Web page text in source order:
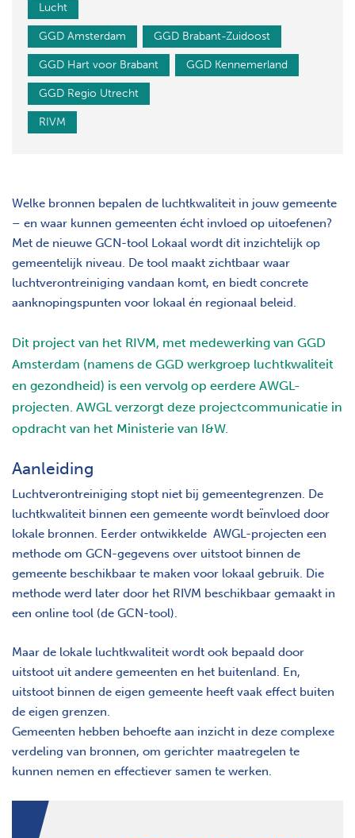
Lucht
GGD Amsterdam GGD Brabant-Zuidoost
GGD Hart voor Brabant GGD Kennemerland
GGD Regio Utrecht
RIVM
Welke bronnen bepalen de luchtkwaliteit in jouw gemeente
– en waar kunnen gemeenten écht invloed op uitoefenen?
Met de nieuwe GCN-tool Lokaal wordt dit inzichtelijk op
gemeentelijk niveau. De tool maakt zichtbaar waar
luchtverontreiniging vandaan komt, en biedt concrete
aanknopingspunten voor lokaal én regionaal beleid.
Dit project van het RIVM, met medewerking van GGD
Amsterdam (namens de GGD werkgroep luchtkwaliteit
en gezondheid) is een vervolg op eerdere AWGL-
projecten. AWGL verzorgt deze projectcommunicatie in
opdracht van het Ministerie van I&W.
Aanleiding
Luchtverontreiniging stopt niet bij gemeentegrenzen. De
luchtkwaliteit binnen een gemeente wordt beïnvloed door
lokale bronnen. Eerder ontwikkelde AWGL-projecten een
methode om GCN-gegevens over uitstoot binnen de
gemeente beschikbaar te maken voor lokaal gebruik. Die
methode werd later door het RIVM beschikbaar gemaakt in
een online tool (de GCN-tool).
Maar de lokale luchtkwaliteit wordt ook bepaald door
uitstoot uit andere gemeenten en het buitenland. En,
uitstoot binnen de eigen gemeente heeft vaak effect buiten
de eigen grenzen.
Gemeenten hebben behoefte aan inzicht in deze complexe
verdeling van bronnen, om gerichter maatregelen te
kunnen nemen en effectiever samen te werken.